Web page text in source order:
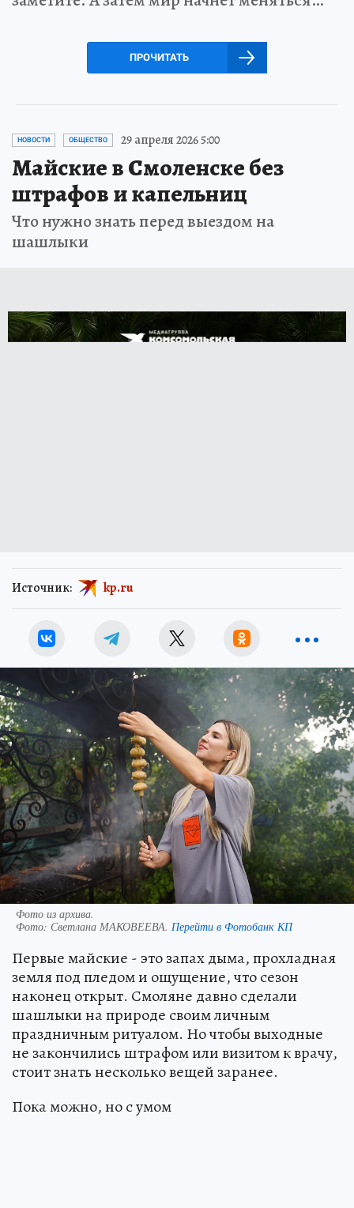
ПРОЧИТАТЬ
НОВОСТИ ОБЩЕСТВО 29 апреля 2026 5:00
Майские в Смоленске без
штрафов и капельниц
Что нужно знать перед выездом на
шашлыки
Источник: kp.ru
Фото из архива.
Фото: Светлана МАКОВЕЕВА. Перейти в Фотобанк КП
Первые майские - это запах дыма, прохладная
земля под пледом и ощущение, что сезон
наконец открыт. Смоляне давно сделали
шашлыки на природе своим личным
праздничным ритуалом. Но чтобы выходные
не закончились штрафом или визитом к врачу,
стоит знать несколько вещей заранее.
Пока можно, но с умом